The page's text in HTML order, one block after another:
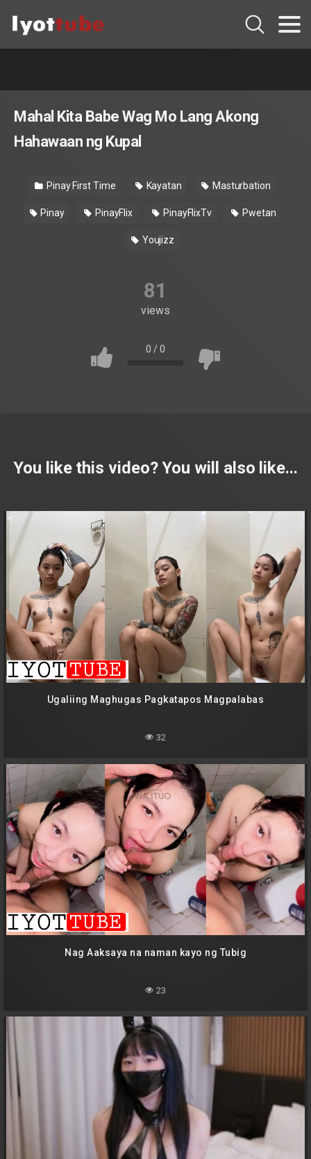
Mahal Kita Babe Wag Mo Lang Akong
Hahawaan ng Kupal
Pinay First Time Kayatan Masturbation
Pinay PinayFlix PinayFlixTv Pwetan
Youjizz
81
views
0 /0
You like this video? You will also like...
Ugaliing Maghugas Pagkatapos Magpalabas
32
Nag Aaksaya na naman kayo ng Tubig
23